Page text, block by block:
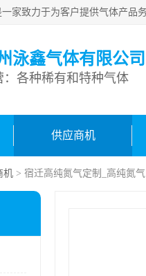
泳鑫气体有限公司
：各种稀有和特种气体
供应商机
机 > 宿迁高纯氮气定制_高纯氮气